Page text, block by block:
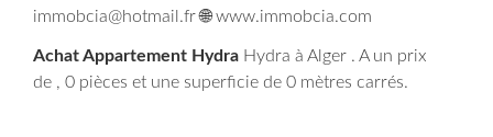
immobcia@hotmail.fr 🌐 www.immobcia.com
Achat Appartement Hydra Hydra à Alger . A un prix
de , 0 pièces et une superficie de 0 mètres carrés.